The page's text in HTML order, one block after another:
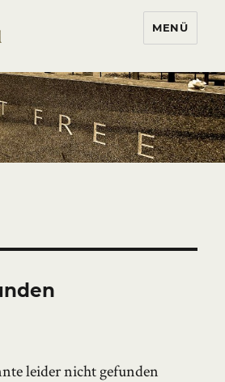
MENÜ
leider nicht gefunden